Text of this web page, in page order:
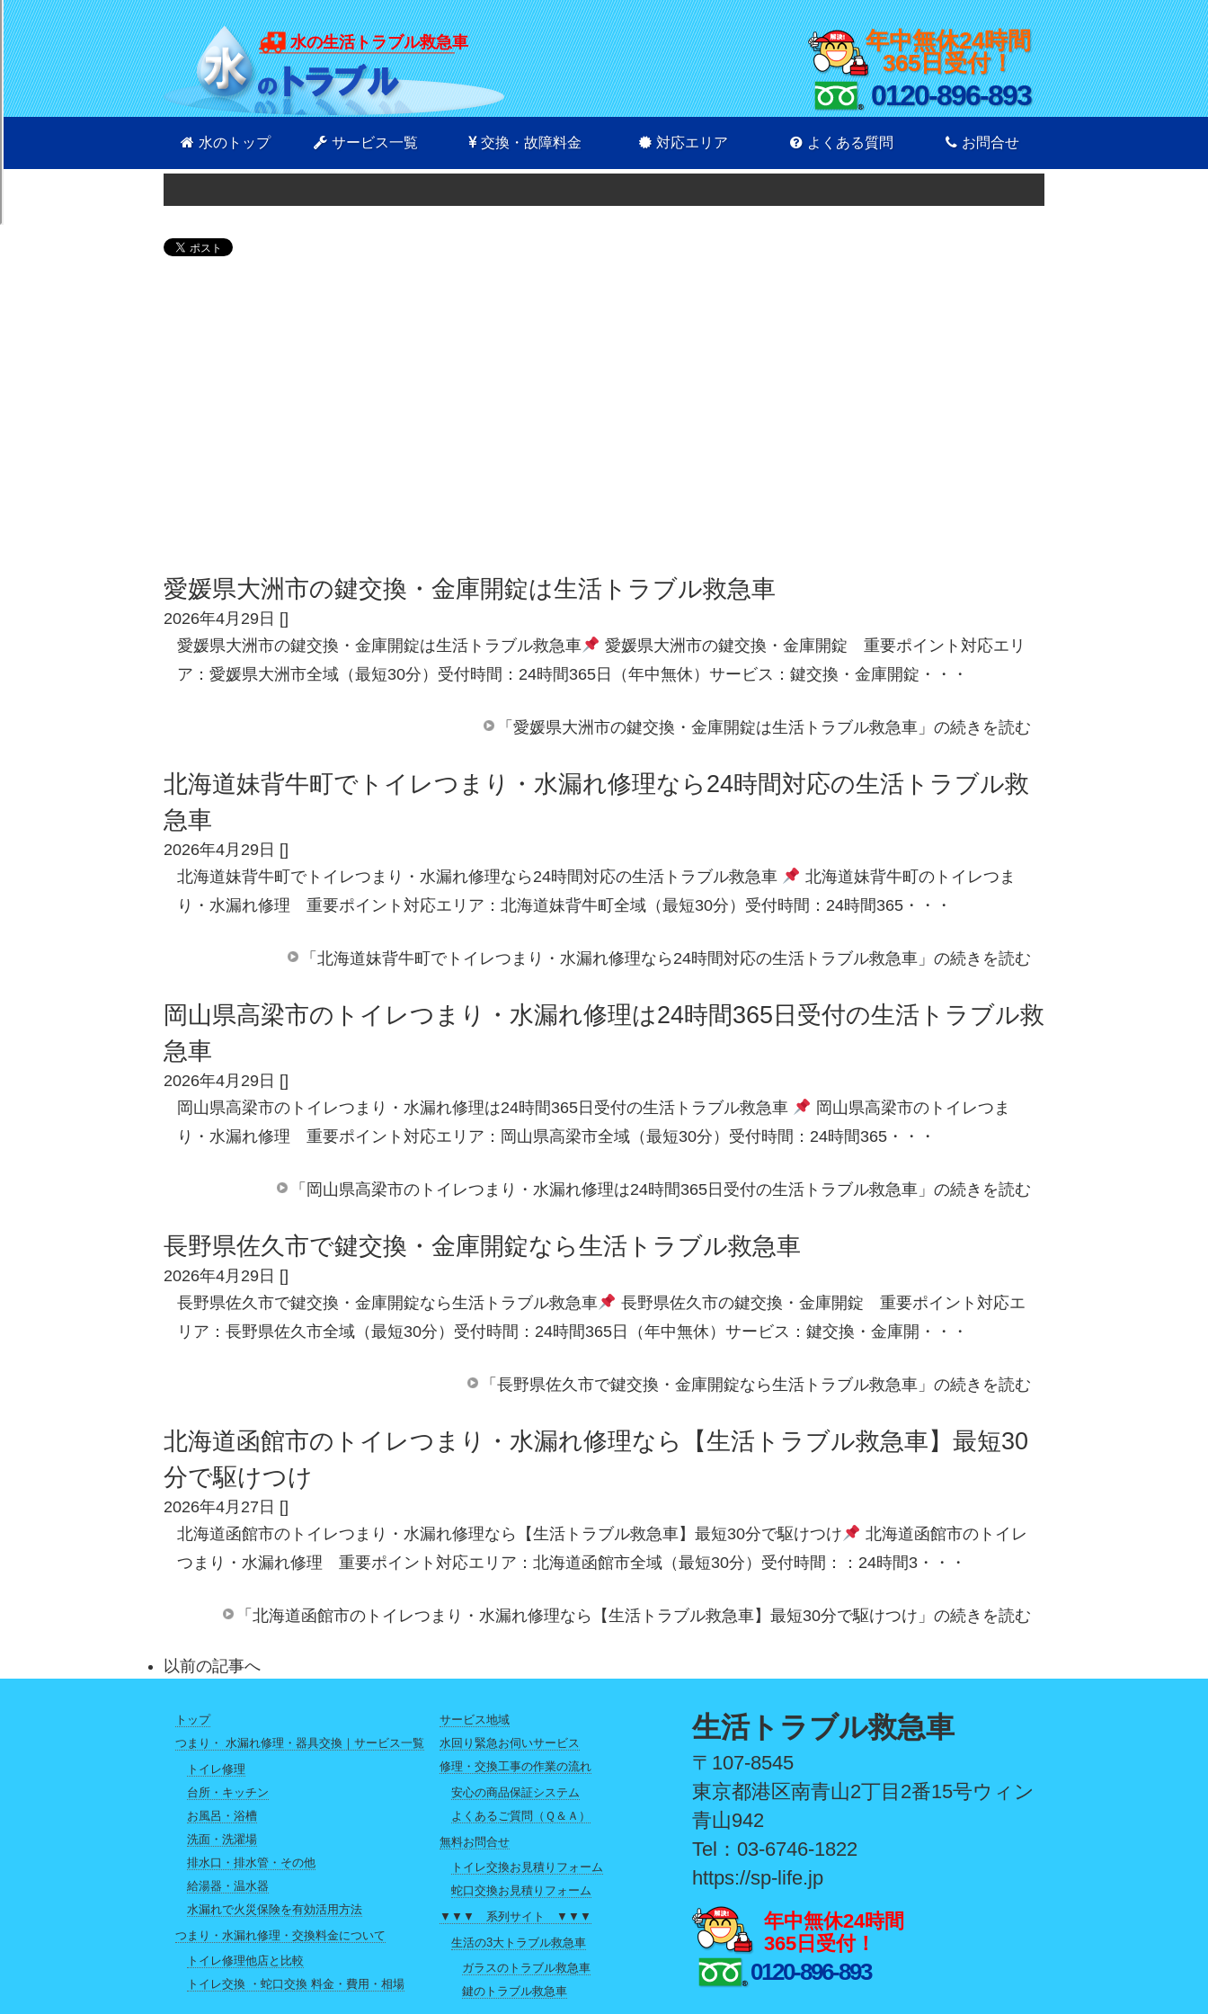
水の生活トラブル救急車
年中無休24時間
365日受付！
0120-896-893
水のトップ サービス一覧 交換・故障料金 対応エリア よくある質問 お問合せ
愛媛県大洲市の鍵交換・金庫開錠は生活トラブル救急車
2026年4月29日 []
愛媛県大洲市の鍵交換・金庫開錠は生活トラブル救急車
愛媛県大洲市の鍵交換・金庫開錠 重要ポイント対応エリ
ア：愛媛県大洲市全域（最短30分）受付時間：24時間365日（年中無休）サービス：鍵交換・金庫開錠・・・
「愛媛県大洲市の鍵交換・金庫開錠は生活トラブル救急車」の続きを読む
北海道妹背牛町でトイレつまり・水漏れ修理なら24時間対応の生活トラブル救
急車
2026年4月29日 []
北海道妹背牛町でトイレつまり・水漏れ修理なら24時間対応の生活トラブル救急車
北海道妹背牛町のトイレつま
り・水漏れ修理 重要ポイント対応エリア：北海道妹背牛町全域（最短30分）受付時間：24時間365・・・
「北海道妹背牛町でトイレつまり・水漏れ修理なら24時間対応の生活トラブル救急車」の続きを読む
岡山県高梁市のトイレつまり・水漏れ修理は24時間365日受付の生活トラブル救
急車
2026年4月29日 []
岡山県高梁市のトイレつまり・水漏れ修理は24時間365日受付の生活トラブル救急車
岡山県高梁市のトイレつま
り・水漏れ修理 重要ポイント対応エリア：岡山県高梁市全域（最短30分）受付時間：24時間365・・・
「岡山県高梁市のトイレつまり・水漏れ修理は24時間365日受付の生活トラブル救急車」の続きを読む
長野県佐久市で鍵交換・金庫開錠なら生活トラブル救急車
2026年4月29日 []
長野県佐久市で鍵交換・金庫開錠なら生活トラブル救急車
長野県佐久市の鍵交換・金庫開錠 重要ポイント対応エ
リア：長野県佐久市全域（最短30分）受付時間：24時間365日（年中無休）サービス：鍵交換・金庫開・・・
「長野県佐久市で鍵交換・金庫開錠なら生活トラブル救急車」の続きを読む
北海道函館市のトイレつまり・水漏れ修理なら【生活トラブル救急車】最短30
分で駆けつけ
2026年4月27日 []
北海道函館市のトイレつまり・水漏れ修理なら【生活トラブル救急車】最短30分で駆けつけ
北海道函館市のトイレ
つまり・水漏れ修理 重要ポイント対応エリア：北海道函館市全域（最短30分）受付時間：：24時間3・・・
「北海道函館市のトイレつまり・水漏れ修理なら【生活トラブル救急車】最短30分で駆けつけ」の続きを読む
以前の記事へ
トップ
つまり・ 水漏れ修理・器具交換｜サービス一覧
トイレ修理
台所・キッチン
お風呂・浴槽
洗面・洗濯場
排水口・排水管・その他
給湯器・温水器
水漏れで火災保険を有効活用方法
つまり・水漏れ修理・交換料金について
トイレ修理他店と比較
トイレ交換 ・蛇口交換 料金・費用・相場
サービス地域
水回り緊急お伺いサービス
修理・交換工事の作業の流れ
安心の商品保証システム
よくあるご質問（Ｑ＆Ａ）
無料お問合せ
トイレ交換お見積りフォーム
蛇口交換お見積りフォーム
▼▼▼ 系列サイト ▼▼▼
生活の3大トラブル救急車
ガラスのトラブル救急車
鍵のトラブル救急車
生活トラブル救急車
〒107-8545
東京都港区南青山2丁目2番15号ウィン
青山942
Tel：03-6746-1822
https://sp-life.jp
年中無休24時間
365日受付！
0120-896-893